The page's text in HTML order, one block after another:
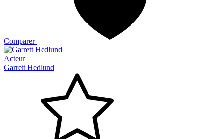
Comparer
Acteur
Garrett Hedlund